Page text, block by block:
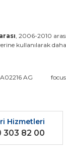
, 2006-2010
kullanılarak
resim, ürün
bozuk veya
eksik bilgiler
AG
Hizmetleri
303 82 00